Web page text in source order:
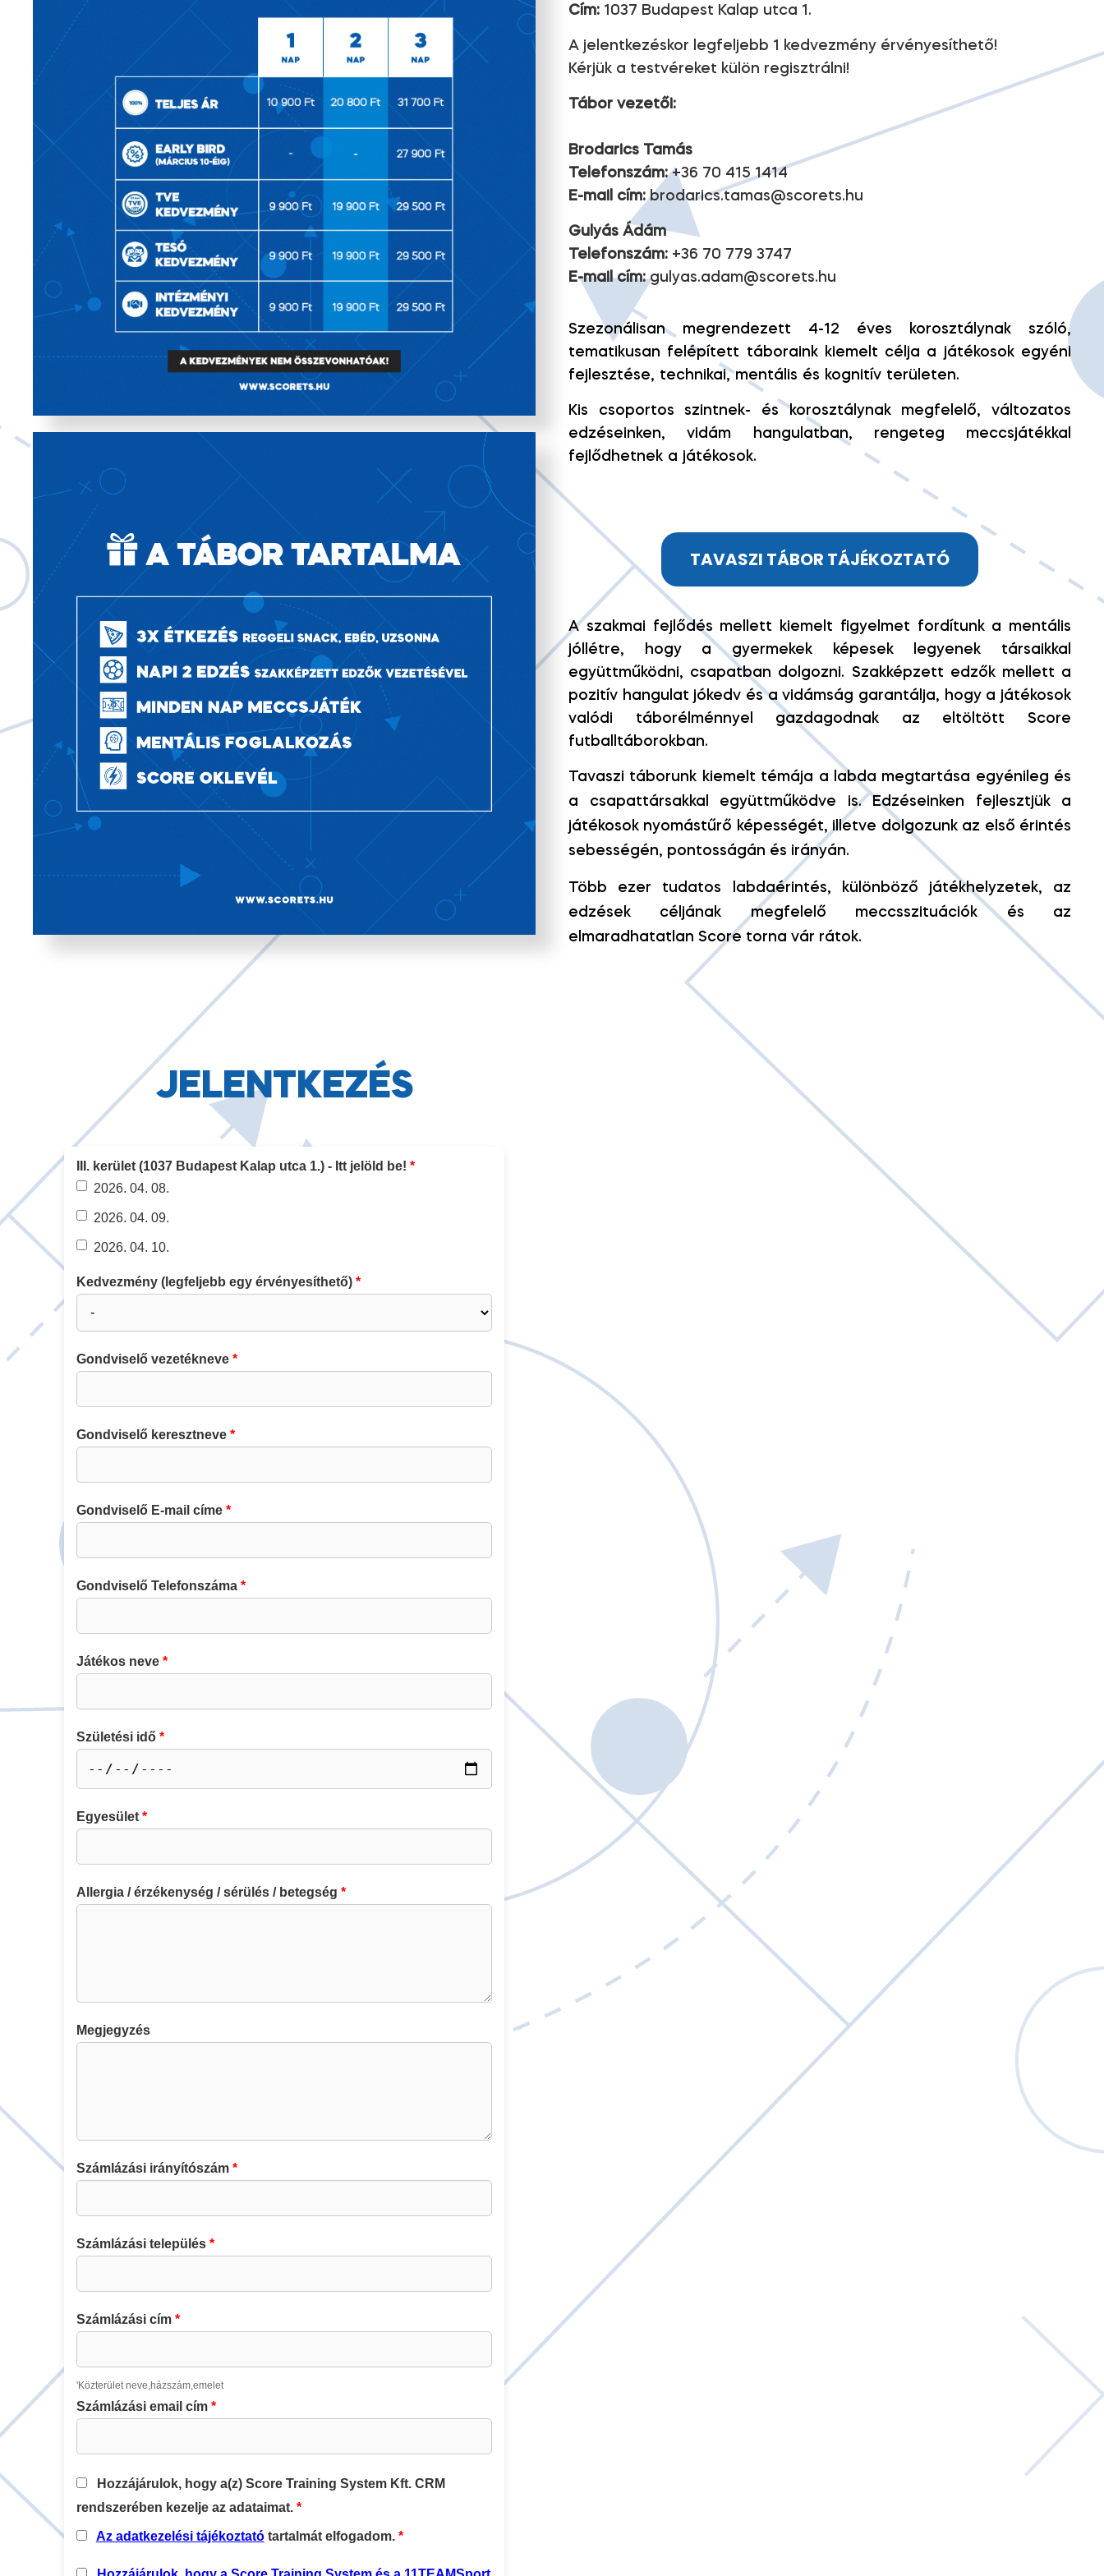
Cím: 1037 Budapest Kalap utca 1.
A jelentkezéskor legfeljebb 1 kedvezmény érvényesíthető!
Kérjük a testvéreket külön regisztrálni!
Tábor vezetői:
Brodarics Tamás
Telefonszám:+36 70 415 1414
E-mail cím:brodarics.tamas@scorets.hu
Gulyás Ádám
Telefonszám: +36 70 779 3747
E-mail cím:gulyas.adam@scorets.hu
Szezonálisan megrendezett 4-12 éves korosztálynak szóló,
tematikusan felépített táboraink kiemelt célja a játékosok egyéni
fejlesztése, technikai, mentális és kognitív területen.
Kis csoportos szintnek- és korosztálynak megfelelő, változatos
edzéseinken, vidám hangulatban, rengeteg meccsjátékkal
fejlődhetnek a játékosok.
TAVASZI TÁBOR TÁJÉKOZTATÓ
A szakmai fejlődés mellett kiemelt figyelmet fordítunk a mentális
jóllétre, hogy a gyermekek képesek legyenek társaikkal
együttműködni, csapatban dolgozni. Szakképzett edzők mellett a
pozitív hangulat jókedv és a vidámság garantálja, hogy a játékosok
valódi táborélménnyel gazdagodnak az eltöltött Score
futballtáborokban.
Tavaszi táborunk kiemelt témája a labda megtartása egyénileg és
a csapattársakkal együttműködve is. Edzéseinken fejlesztjük a
játékosok nyomástűrő képességét, illetve dolgozunk az első érintés
sebességén, pontosságán és irányán.
Több ezer tudatos labdaérintés, különböző játékhelyzetek, az
edzések céljának megfelelő meccsszituációk és az
elmaradhatatlan Score torna vár rátok.
JELENTKEZÉS